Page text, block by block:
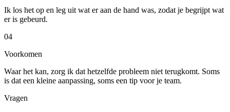
Ik los het op en leg uit wat er aan de hand was, zodat je begrijpt wat
er is gebeurd.
04
Voorkomen
Waar het kan, zorg ik dat hetzelfde probleem niet terugkomt. Soms
is dat een kleine aanpassing, soms een tip voor je team.
Vragen